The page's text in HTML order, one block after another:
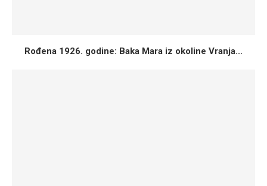
Rođena 1926. godine: Baka Mara iz okoline Vranja...